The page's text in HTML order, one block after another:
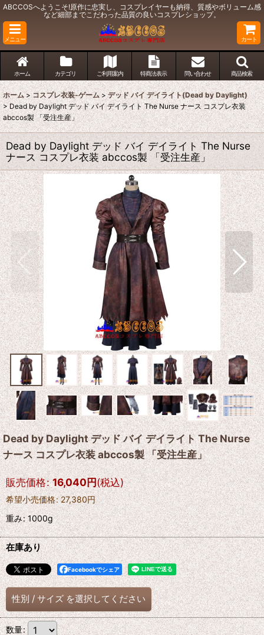
ABCCOSへようこそ!原作に忠実し、コスプレイヤーも納得、質感やボリューム感
など細部までこだわった品質の良いコスプレショップ。
メニュー カート
ホーム カテゴリ ご利用案内 特商法表示 問い合わせ 商品検索
ホーム > コスプレ衣装-ゲーム > デッド バイ デイライト(Dead by Daylight)
> Dead by Daylight デッド バイ デイライト The Nurse ナース コスプレ衣装
abccos製 「受注生産」
Dead by Daylight デッド バイ デイライト The Nurse
ナース コスプレ衣装 abccos製 「受注生産」
Dead by Daylight デッド バイ デイライト The Nurse
ナース コスプレ衣装 abccos製 「受注生産」
販売価格: 16,040円(税込)
希望小売価格: 27,380円
重み:1000g
在庫あり
Facebookでシェア
性別 / サイズ を選択してください
数量: